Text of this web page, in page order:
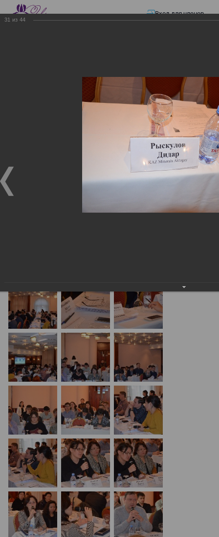
Вход для членов
Презентации
ЭЛЕКТРОННЫЕ СЧЕТА-ФАКТУРЫ.
ЭЛЕКТРОННЫЕ СЧЕТА-
ФАКТУРЫ. ВИРТУАЛЬНЫЙ
ЭЛЕКТРОННЫЕ СЧЕТА-ФАКТУРЫ. ВИРТУАЛЬНЫЙ
СКЛАД.
Семинар с КГД и разработчиками
31 из 44